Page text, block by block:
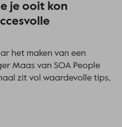
je ooit kon
het maken van een
Maas van SOA People
zit vol waardevolle tips,